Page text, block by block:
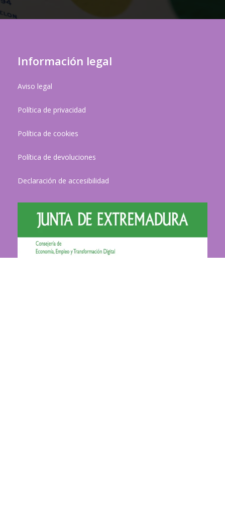
Información legal
Aviso legal
Política de privacidad
Política de cookies
Política de devoluciones
Declaración de accesibilidad